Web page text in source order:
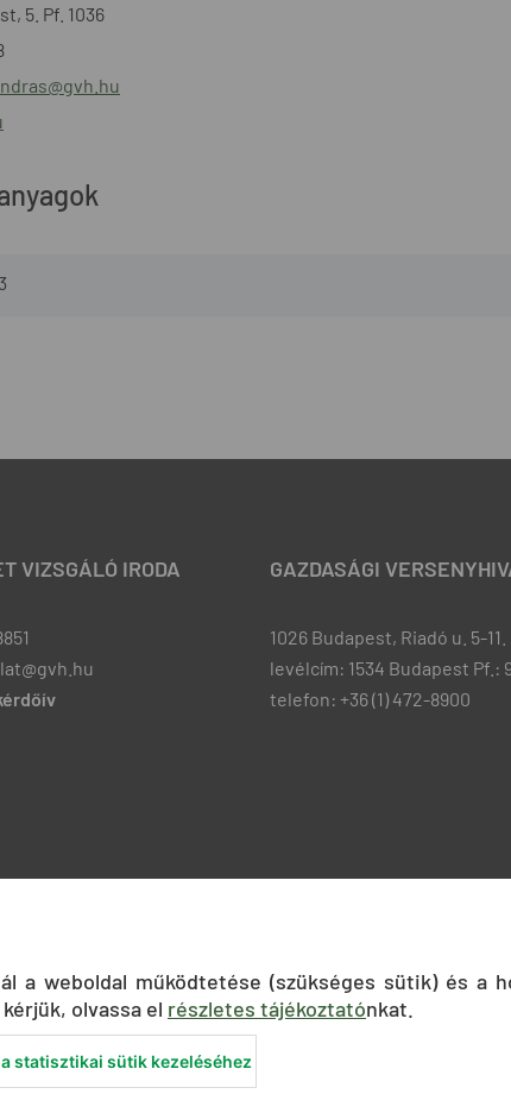
5. Pf. 1036
VIZSGÁLÓ IRODA GAZDASÁGI
1026 Budapest, Riadó u. 5-11.
levélcím: 1534 Budapest Pf.:
telefon: +36 (1) 472-8900
a weboldal működtetése (szükséges sütik) és a
olvassa el részletes tájékoztatónkat.
statisztikai sütik kezeléséhez